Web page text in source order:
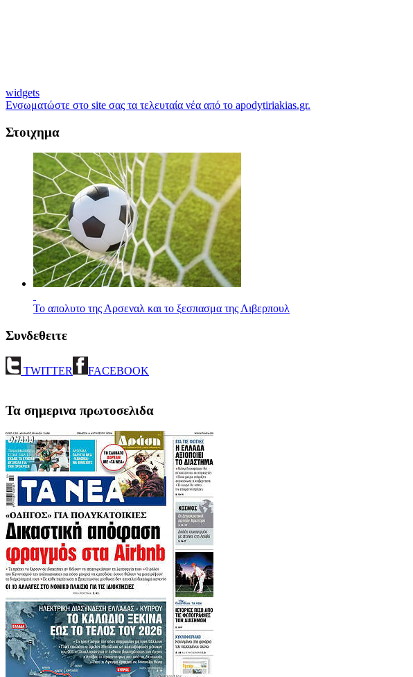
widgets
Ενσωματώστε στο site σας τα τελευταία νέα από το apodytiriakias.gr.
Στοιχημα
Το απολυτο της Αρσεναλ και το ξεσπασμα της Λιβερπουλ
Συνδεθειτε
TWITTER FACEBOOK
Τα σημερινα πρωτοσελιδα